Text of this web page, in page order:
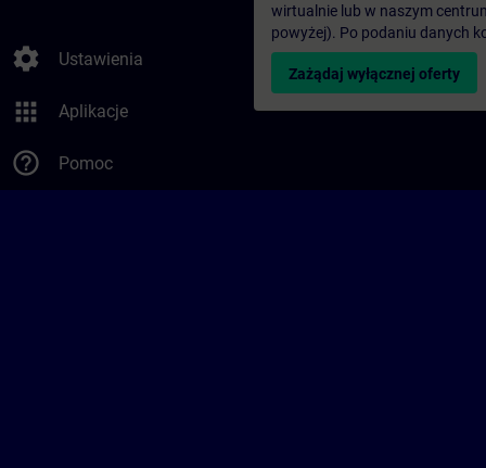
settings Ustawienia
apps Aplikacje
help_outline Pomoc
wirtualnie lub w naszym
powyżej). Po podaniu danych
Zażądaj wyłącznej oferty